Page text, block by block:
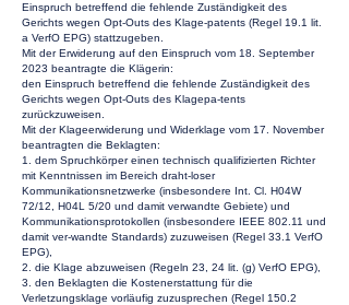
Einspruch betreffend die fehlende Zuständigkeit des
Gerichts wegen Opt-Outs des Klage-patents (Regel 19.1 lit.
a VerfO EPG) stattzugeben.
Mit der Erwiderung auf den Einspruch vom 18. September
2023 beantragte die Klägerin:
den Einspruch betreffend die fehlende Zuständigkeit des
Gerichts wegen Opt-Outs des Klagepa-tents
zurückzuweisen.
Mit der Klageerwiderung und Widerklage vom 17. November
beantragten die Beklagten:
1. dem Spruchkörper einen technisch qualifizierten Richter
mit Kenntnissen im Bereich draht-loser
Kommunikationsnetzwerke (insbesondere Int. Cl. H04W
72/12, H04L 5/20 und damit verwandte Gebiete) und
Kommunikationsprotokollen (insbesondere IEEE 802.11 und
damit ver-wandte Standards) zuzuweisen (Regel 33.1 VerfO
EPG),
2. die Klage abzuweisen (Regeln 23, 24 lit. (g) VerfO EPG),
3. den Beklagten die Kostenerstattung für die
Verletzungsklage vorläufig zuzusprechen (Regel 150.2